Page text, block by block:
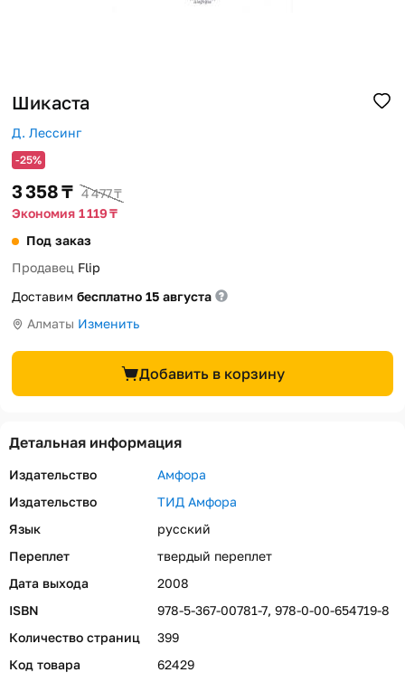
Шикаста
Д. Лессинг
-25%
3 358 ₸ 4 477 ₸
Экономия 1 119 ₸
Под заказ
Продавец Flip
Доставим бесплатно 15 августа
Алматы Изменить
Добавить в корзину
Детальная информация
Издательство
Амфора
Издательство
ТИД Амфора
Язык
русский
Переплет
твердый переплет
Дата выхода
2008
ISBN
978-5-367-00781-7, 978-0-00-654719-8
Количество страниц
399
Код товара
62429